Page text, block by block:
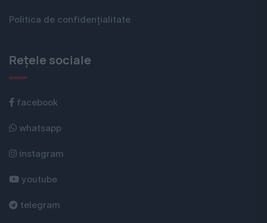
Politica de confidențialitate
Rețele sociale
facebook
whatsapp
instagram
youtube
telegram